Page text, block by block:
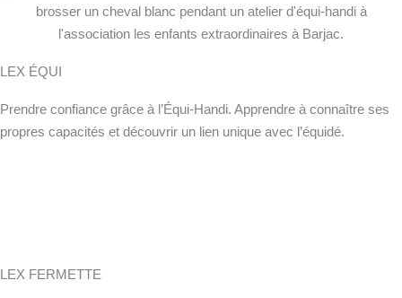
LEX ÉQUI
Prendre confiance grâce à l’Équi-Handi. Apprendre à connaître ses
propres capacités et découvrir un lien unique avec l’équidé.
LEX FERMETTE